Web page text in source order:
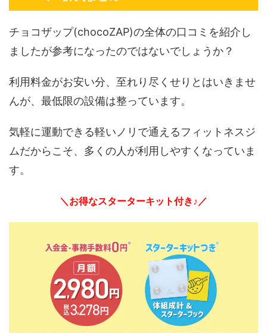
チョコザップ(chocoZAP)の全体の口コミを紹介し
ましたが参考になったのではないでしょうか？
利用料金がお安い分、至れり尽くせりとはいきませ
んが、最低限の設備は整っています。
気軽に運動できる軽いノリで通えるフィットネスジ
ムだからこそ、多くの人が利用しやすくなっていま
す。
＼お得なスターターキット付き♪／